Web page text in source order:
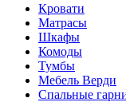
Кровати
Матрасы
Шкафы
Комоды
Тумбы
Мебель Верди
Спальные